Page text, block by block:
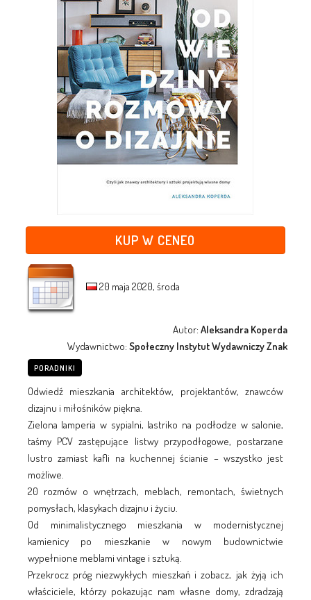
KUP W CENEO
20 maja 2020, środa
Autor:Aleksandra Koperda
Wydawnictwo:Społeczny Instytut Wydawniczy Znak
PORADNIKI
Odwiedź mieszkania architektów, projektantów, znawców
dizajnu i miłośników piękna.
Zielona lamperia w sypialni, lastriko na podłodze w salonie,
taśmy PCV zastępujące listwy przypodłogowe, postarzane
lustro zamiast kafli na kuchennej ścianie – wszystko jest
możliwe.
20 rozmów o wnętrzach, meblach, remontach, świetnych
pomysłach, klasykach dizajnu i życiu.
Od minimalistycznego mieszkania w modernistycznej
kamienicy po mieszkanie w nowym budownictwie
wypełnione meblami vintage i sztuką.
Przekrocz próg niezwykłych mieszkań i zobacz, jak żyją ich
właściciele, którzy pokazując nam własne domy, zdradzają